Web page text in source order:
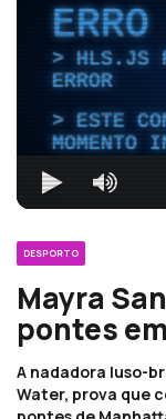
HLS.JS
ERROR
ESTE
MOMENTO
DESPORTO
Mayra
pontes
A nadadora luso-
Water, prova que